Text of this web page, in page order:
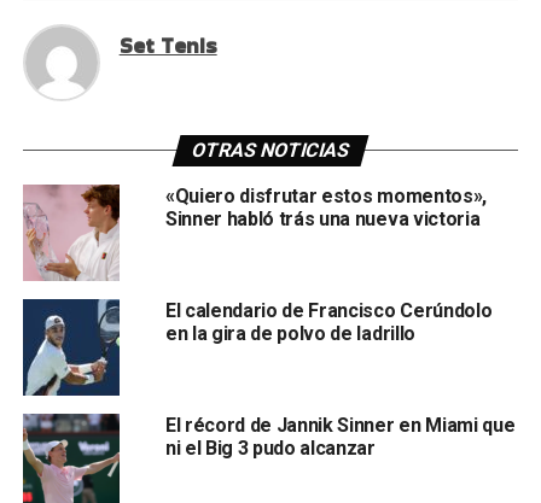
Set Tenis
OTRAS NOTICIAS
«Quiero disfrutar estos momentos»,
Sinner habló trás una nueva victoria
El calendario de Francisco Cerúndolo
en la gira de polvo de ladrillo
El récord de Jannik Sinner en Miami que
ni el Big 3 pudo alcanzar